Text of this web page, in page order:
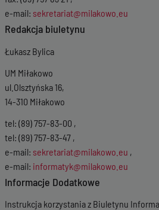
e-mail: sekretariat@milakowo.eu
Redakcja biuletynu
Łukasz Bylica
UM Miłakowo
ul.Olsztyńska 16,
14-310 Miłakowo
tel: (89) 757-83-00 ,
tel: (89) 757-83-47 ,
e-mail: sekretariat@milakowo.eu ,
e-mail: informatyk@milakowo.eu
Informacje Dodatkowe
Instrukcja korzystania z Biuletynu